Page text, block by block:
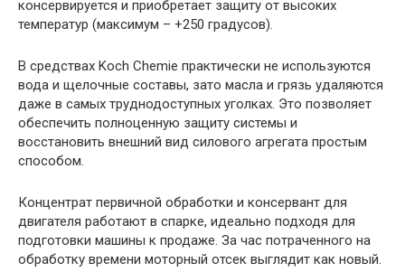
консервируется и приобретает защиту от высоких
температур (максимум – +250 градусов).
В средствах Koch Chemie практически не используются
вода и щелочные составы, зато масла и грязь удаляются
даже в самых труднодоступных уголках. Это позволяет
обеспечить полноценную защиту системы и
восстановить внешний вид силового агрегата простым
способом.
Концентрат первичной обработки и консервант для
двигателя работают в спарке, идеально подходя для
подготовки машины к продаже. За час потраченного на
обработку времени моторный отсек выглядит как новый.